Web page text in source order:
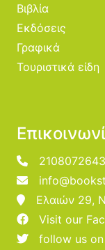
Βιβλία
Εκδόσεις
Γραφικά
Τουριστικά είδη
2108072643
Ελαιών 29,
Visit our
follow us